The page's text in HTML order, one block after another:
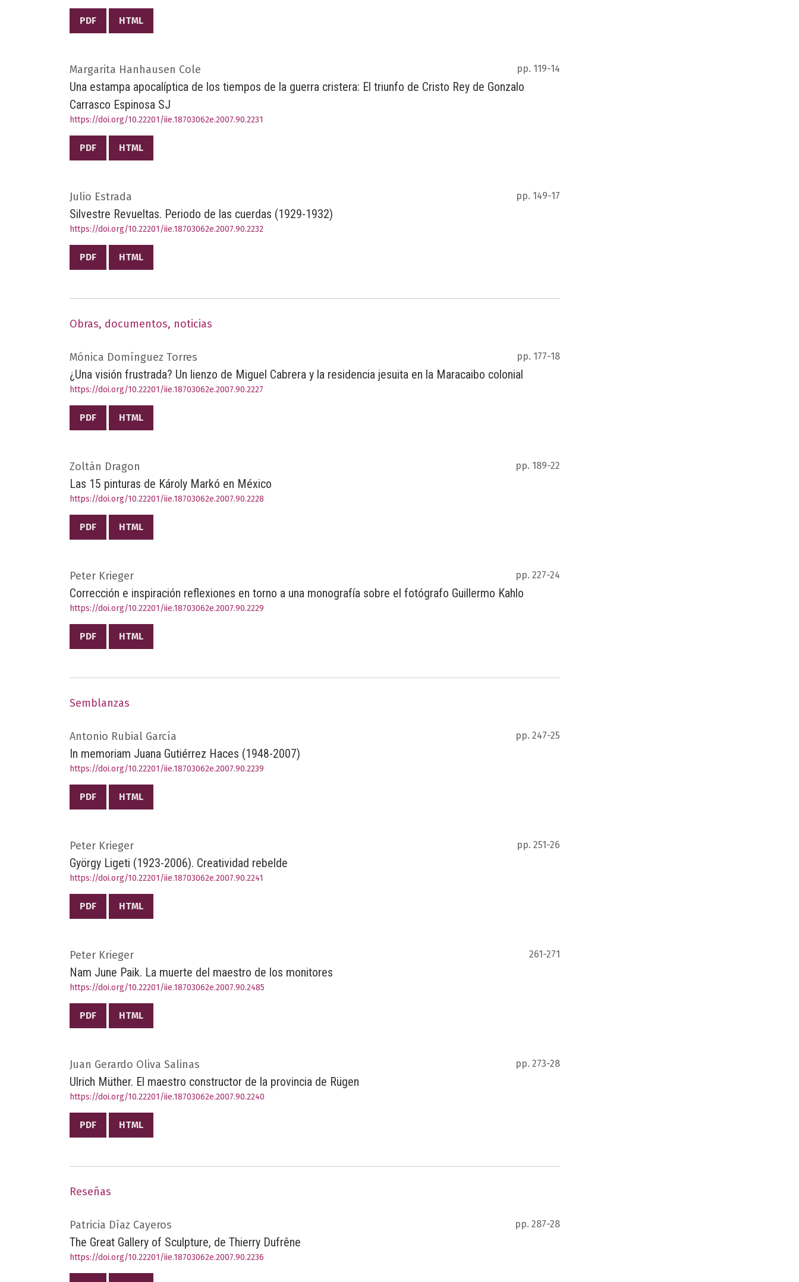
PDF HTML
Margarita Hanhausen Cole pp. 119-14
Una estampa apocalíptica de los tiempos de la guerra cristera: El triunfo de Cristo Rey de Gonzalo
Carrasco Espinosa SJ
https://doi.org/10.22201/iie.18703062e.2007.90.2231
PDF HTML
Julio Estrada pp. 149-17
Silvestre Revueltas. Periodo de las cuerdas (1929-1932)
https://doi.org/10.22201/iie.18703062e.2007.90.2232
PDF HTML
Obras, documentos, noticias
Mónica Domínguez Torres pp. 177-18
¿Una visión frustrada? Un lienzo de Miguel Cabrera y la residencia jesuita en la Maracaibo colonial
https://doi.org/10.22201/iie.18703062e.2007.90.2227
PDF HTML
Zoltán Dragon pp. 189-22
Las 15 pinturas de Károly Markó en México
https://doi.org/10.22201/iie.18703062e.2007.90.2228
PDF HTML
Peter Krieger pp. 227-24
Corrección e inspiración reflexiones en torno a una monografía sobre el fotógrafo Guillermo Kahlo
https://doi.org/10.22201/iie.18703062e.2007.90.2229
PDF HTML
Semblanzas
Antonio Rubial García pp. 247-25
In memoriam Juana Gutiérrez Haces (1948-2007)
https://doi.org/10.22201/iie.18703062e.2007.90.2239
PDF HTML
Peter Krieger pp. 251-26
György Ligeti (1923-2006). Creatividad rebelde
https://doi.org/10.22201/iie.18703062e.2007.90.2241
PDF HTML
Peter Krieger 261-271
Nam June Paik. La muerte del maestro de los monitores
https://doi.org/10.22201/iie.18703062e.2007.90.2485
PDF HTML
Juan Gerardo Oliva Salinas pp. 273-28
Ulrich Müther. El maestro constructor de la provincia de Rügen
https://doi.org/10.22201/iie.18703062e.2007.90.2240
PDF HTML
Reseñas
Patricia Díaz Cayeros pp. 287-28
The Great Gallery of Sculpture, de Thierry Dufrêne
https://doi.org/10.22201/iie.18703062e.2007.90.2236